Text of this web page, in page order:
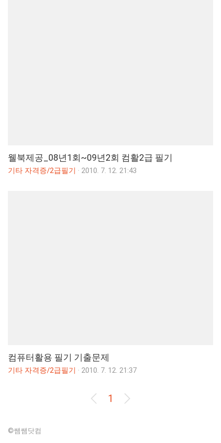
웰북제공_08년1회~09년2회 컴활2급 필기
기타 자격증/2급필기 · 2010. 7. 12. 21:43
컴퓨터활용 필기 기출문제
기타 자격증/2급필기 · 2010. 7. 12. 21:37
1
©쌤쌤닷컴